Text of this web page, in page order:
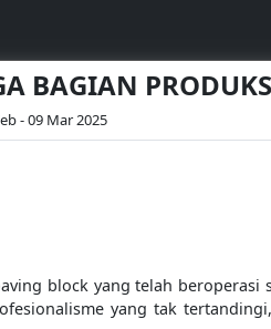
BAGIAN
- 09 Mar 2025
block yang telah
yang tak